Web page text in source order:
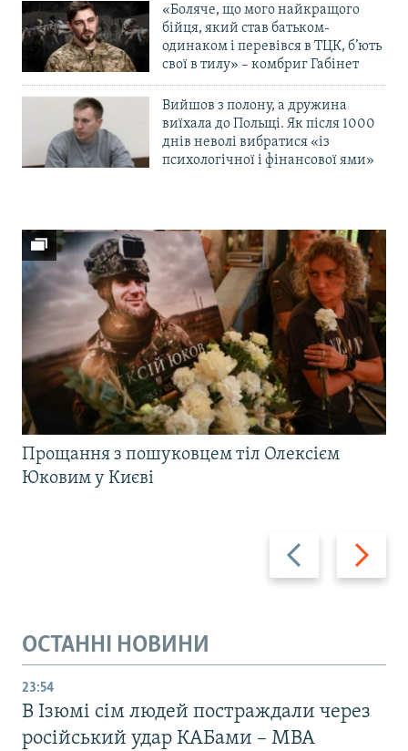
«Боляче, що мого найкращого
бійця, який став батьком-
одинаком і перевівся в ТЦК, б’ють
свої в тилу» – комбриг Габінет
Вийшов з полону, а дружина
виїхала до Польщі. Як після 1000
днів неволі вибратися «із
психологічної і фінансової ями»
Назад Вперед
Прощання з пошуковцем тіл Олексієм
Юковим у Києві
ОСТАННІ НОВИНИ
23:54
В Ізюмі сім людей постраждали через
російський удар КАБами – МВА